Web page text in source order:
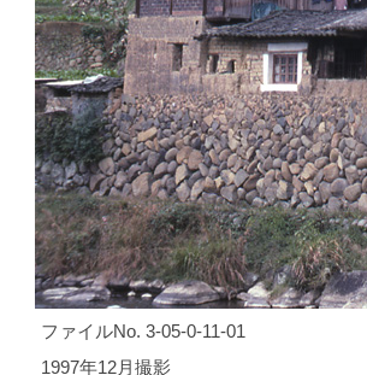
ファイルNo. 3-05-0-11-01
1997年12月撮影